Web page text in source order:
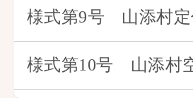
様式第9号 山添村定
様式第10号 山添村